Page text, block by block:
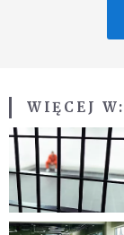
WIĘCEJ W: